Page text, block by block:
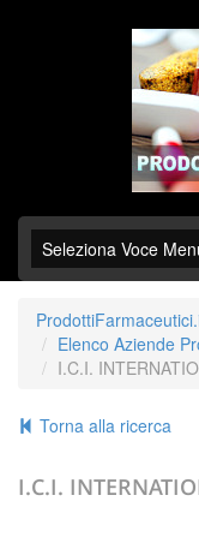
Elenco Aziende
I.C.I.
Torna alla ricerca
I.C.I.